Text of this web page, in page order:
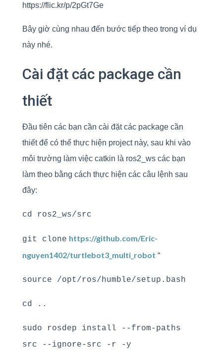
https://flic.kr/p/2pGt7Ge
Bây giờ cùng nhau đến bước tiếp theo trong ví dụ
này nhé.
Cài đặt các package cần
thiết
Đầu tiên các bạn cần cài đặt các package cần
thiết để có thể thực hiện project này, sau khi vào
môi trường làm việc catkin là ros2_ws các bạn
làm theo bằng cách thực hiện các câu lệnh sau
đây:
cd ros2_ws/src
git clone https://github.com/Eric-
nguyen1402/turtlebot3_multi_robot “
source /opt/ros/humble/setup.bash
cd ..
sudo rosdep install --from-paths
src --ignore-src -r -y